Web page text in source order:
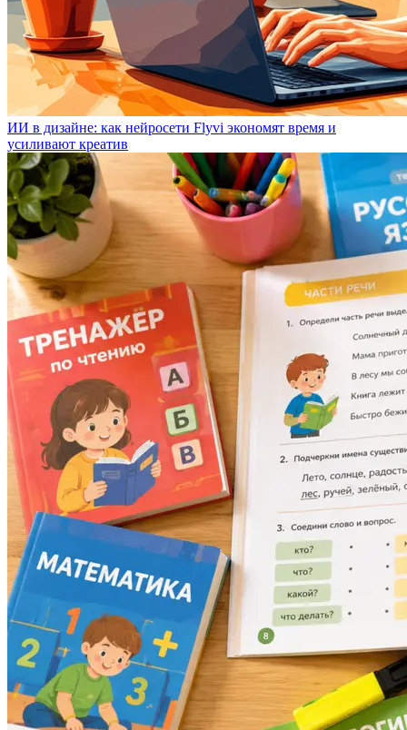
ИИ в дизайне: как нейросети Flyvi экономят время и
усиливают креатив